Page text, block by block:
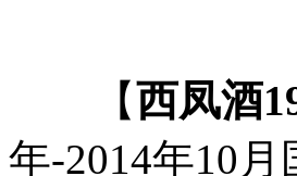
【西凤酒
年-2014年10